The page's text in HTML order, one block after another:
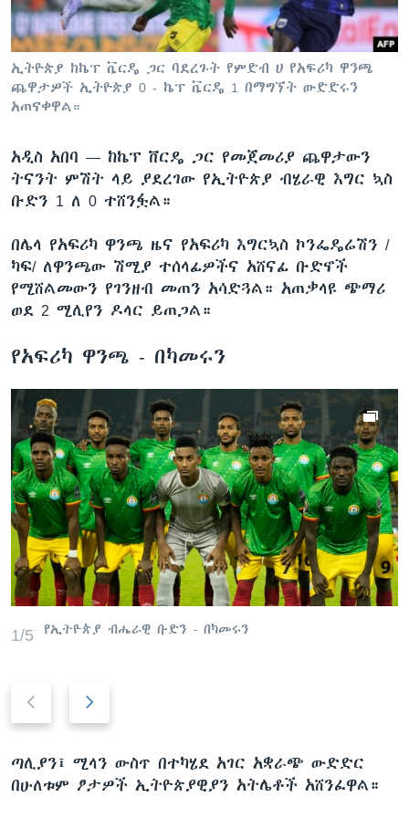
ቋንቋዎች
ኢትዮጵያ ከኬፕ ቬርዴ ጋር ባደረጉት የምድብ ሀ የአፍሪካ ዋንጫ
ጨዋታዎች ኢትዮጵያ 0 - ኬፕ ቬርዴ 1 በማግኘት ውድድሩን
አጠናቀዋል።
አዲስ አበባ — ከኬፕ ቨርዴ ጋር የመጀመሪያ ጨዋታውን
ትናንት ምሽት ላይ ያደረገው የኢትዮጵያ ብሄራዊ እግር ኳስ
ቡድን 1 ለ 0 ተሸንፏል።
በሌላ የአፍሪካ ዋንጫ ዜና የአፍሪካ እግርኳስ ኮንፌዴሬሽን /
ካፍ/ ለዋንጫው ሽሚያ ተሰላፊዎችና አሸናፊ ቡድኖች
የሚሸልመውን የገንዘብ መጠን አሳድጓል። አጠቃላዩ ጭማሪ
ወደ 2 ሚሊየን ዶላር ይጠጋል።
የአፍሪካ ዋንጫ - በካመሩን
1/5 የኢትዮጵያ ብሔራዊ ቡድን - በካመሩን
v
i
ጣሊያን፤ ሚላን ውስጥ በተካሄደ አገር አቋራጭ ውድድር
በሁለቱም ፆታዎች ኢትዮጵያዊያን አትሌቶች አሸንፈዋል።